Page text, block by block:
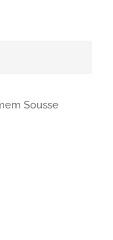
Sousse